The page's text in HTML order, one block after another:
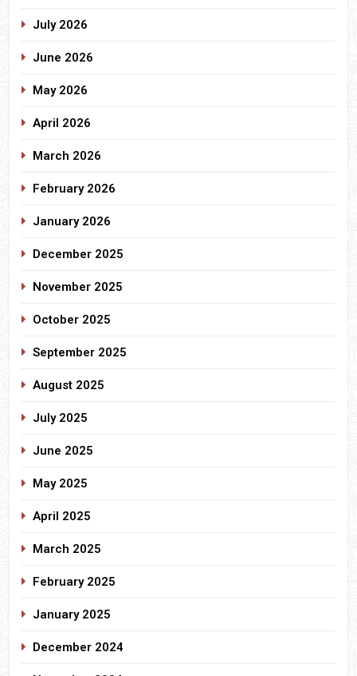
July 2026
June 2026
May 2026
April 2026
March 2026
February 2026
January 2026
December 2025
November 2025
October 2025
September 2025
August 2025
July 2025
June 2025
May 2025
April 2025
March 2025
February 2025
January 2025
December 2024